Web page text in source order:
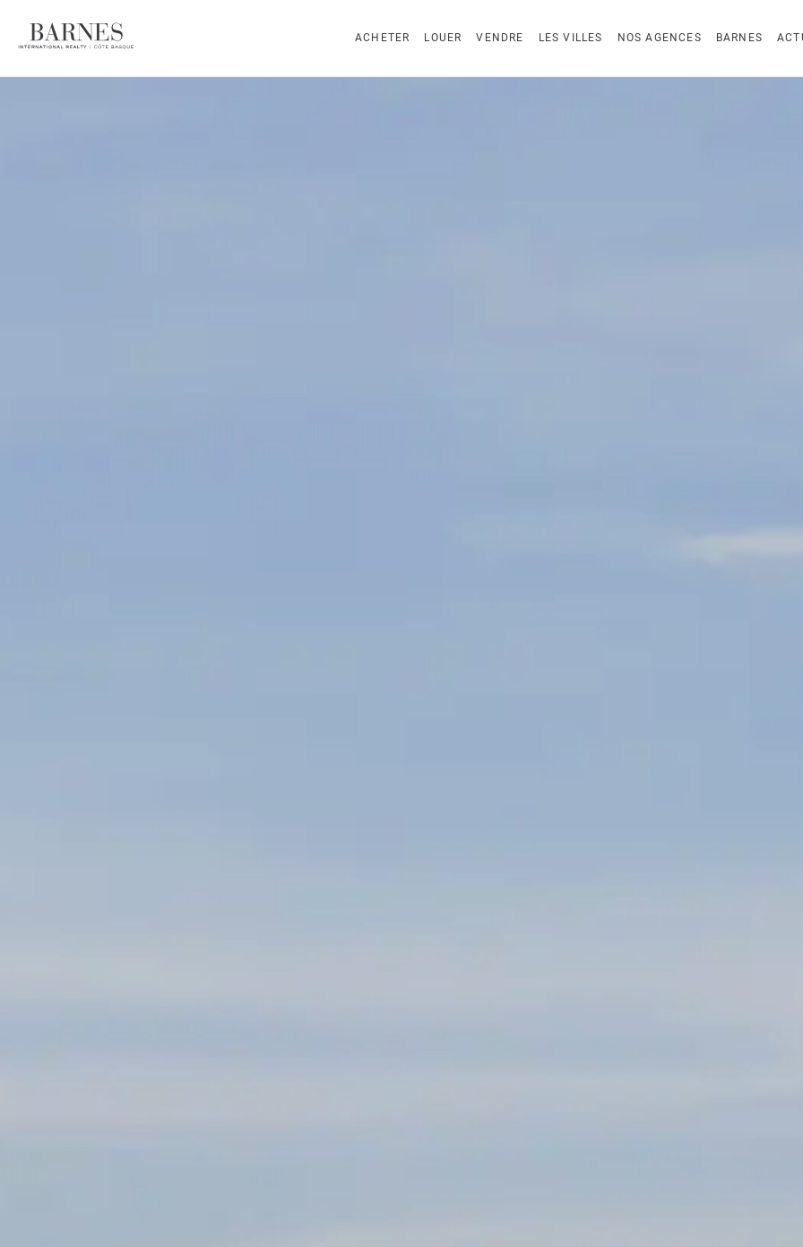
ACHETER LOUER VENDRE LES VILLES NOS AGENCES BARNES